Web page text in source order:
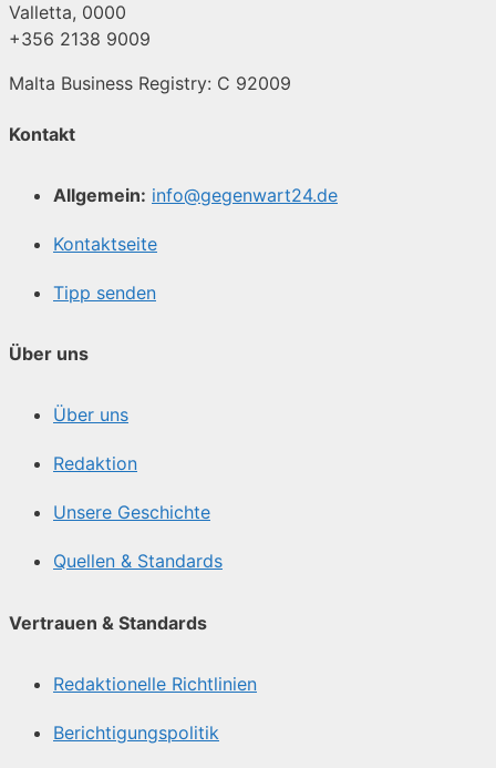
Valletta, 0000
+356 2138 9009
Malta Business Registry: C 92009
Kontakt
Allgemein: info@gegenwart24.de
Kontaktseite
Tipp senden
Über uns
Über uns
Redaktion
Unsere Geschichte
Quellen & Standards
Vertrauen & Standards
Redaktionelle Richtlinien
Berichtigungspolitik